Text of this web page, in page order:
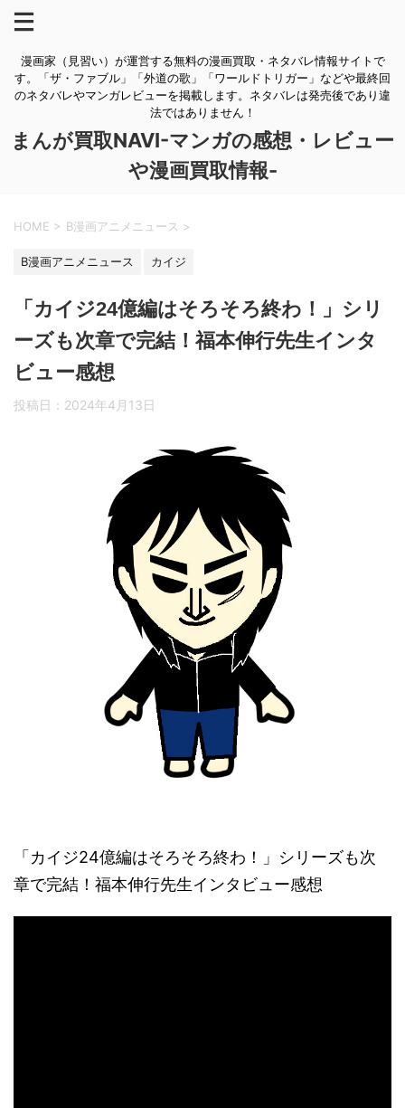
漫画家（見習い）が運営する無料の漫画買取・ネタバレ情報サイトで
す。「ザ・ファブル」「外道の歌」「ワールドトリガー」などや最終回
のネタバレやマンガレビューを掲載します。ネタバレは発売後であり違
法ではありません！
まんが買取NAVI-マンガの感想・レビュー
や漫画買取情報-
HOME > B漫画アニメニュース >
B漫画アニメニュース カイジ
「カイジ24億編はそろそろ終わ！」シリ
ーズも次章で完結！福本伸行先生インタ
ビュー感想
投稿日： 2024年4月13日
「カイジ24億編はそろそろ終わ！」シリーズも次
章で完結！福本伸行先生インタビュー感想